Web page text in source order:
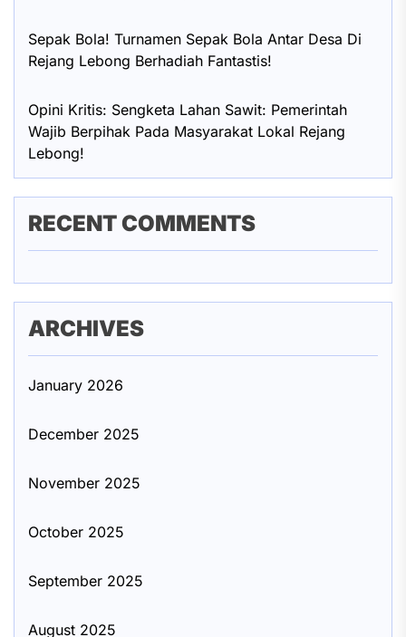
Sepak Bola! Turnamen Sepak Bola Antar Desa Di
Rejang Lebong Berhadiah Fantastis!
Opini Kritis: Sengketa Lahan Sawit: Pemerintah
Wajib Berpihak Pada Masyarakat Lokal Rejang
Lebong!
RECENT COMMENTS
ARCHIVES
January 2026
December 2025
November 2025
October 2025
September 2025
August 2025